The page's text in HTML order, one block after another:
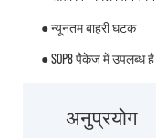
● न्यूनतम बाहरी घटक
● SOP8 पैकेज में उपलब्ध है
अनुप्रयोग